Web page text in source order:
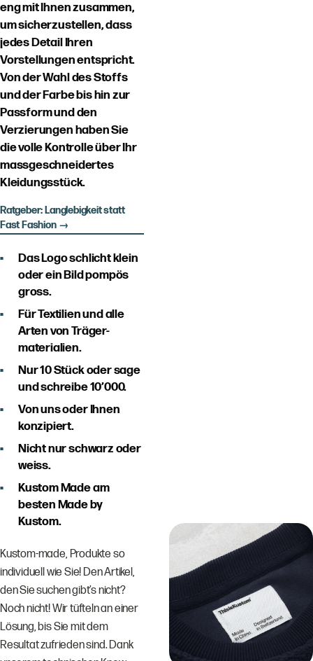
eng mit Ihnen zusammen,
um sicherzustellen, dass
jedes Detail Ihren
Vorstellungen entspricht.
Von der Wahl des Stoffs
und der Farbe bis hin zur
Passform und den
Verzierungen haben Sie
die volle Kontrolle über Ihr
massgeschneidertes
Kleidungsstück.
Ratgeber: Langlebigkeit statt
Fast Fashion →
Das Logo schlicht klein
oder ein Bild pompös
gross.
Für Textilien und alle
Arten von Träger-
materialien.
Nur 10 Stück oder sage
und schreibe 10’000.
Von uns oder Ihnen
konzipiert.
Nicht nur schwarz oder
weiss.
Kustom Made am
besten Made by
Kustom.
Kustom-made, Produkte so
individuell wie Sie! Den Artikel,
den Sie suchen gibt’s nicht?
Noch nicht! Wir tüfteln an einer
Lösung, bis Sie mit dem
Resultat zufrieden sind. Dank